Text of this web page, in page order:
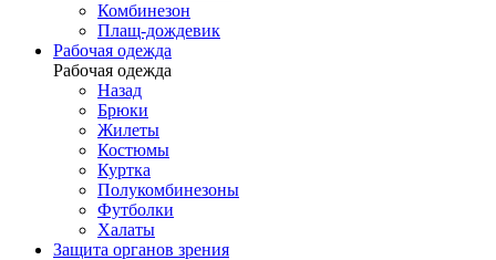
Комбинезон
Плащ-дождевик
Рабочая одежда
Рабочая одежда
Назад
Брюки
Жилеты
Костюмы
Куртка
Полукомбинезоны
Футболки
Халаты
Защита органов зрения